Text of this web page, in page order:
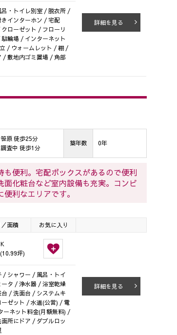
詳細を見る
・トイレ別室 / 脱衣所 /
インターホン / 宅配
ローゼット / フローリ
輪場 / インターネット
/ ウォームレット / 棚 /
/ 敷地内ゴミ置場 / 角部
原 徒歩25分
査中 徒歩1分
築年数 0年
便利。宅配ボックスがあるので便利
化粧台など室内設備も充実。コンビ
利なエリアです。
面積 お気に入り
坪)
詳細を見る
/ シャワー / 風呂・トイ
タ / 浄水器 / 浴室乾燥
/ 洗面台 / システムキ
ゼット / 水道(公営) / 電
ーネット料金(月額無料) /
所にドア / ダブルロッ